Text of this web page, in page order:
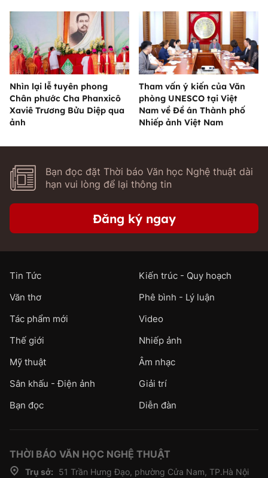
Nhìn lại lễ tuyên phong
Chân phước Cha Phanxicô
Xaviê Trương Bửu Diệp qua
ảnh
Tham vấn ý kiến của Văn
phòng UNESCO tại Việt
Nam về Đề án Thành phố
Nhiếp ảnh Việt Nam
Bạn đọc đặt Thời báo Văn học Nghệ thuật dài
hạn vui lòng để lại thông tin
Đăng ký ngay
Tin Tức
Kiến trúc - Quy hoạch
Văn thơ
Phê bình - Lý luận
Tác phẩm mới
Video
Thế giới
Nhiếp ảnh
Mỹ thuật
Âm nhạc
Sân khấu - Điện ảnh
Giải trí
Bạn đọc
Diễn đàn
THỜI BÁO VĂN HỌC NGHỆ THUẬT
Trụ sở: 51 Trần Hưng Đạo, phường Cửa Nam, TP.Hà Nội